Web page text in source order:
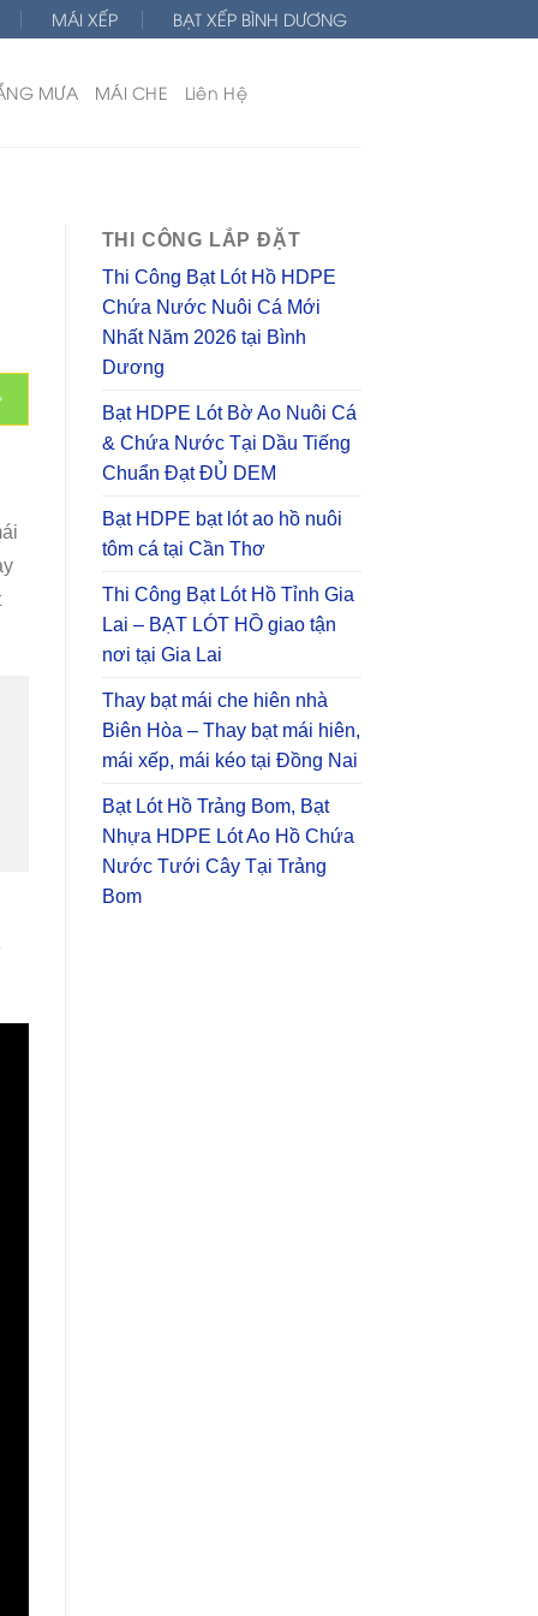
MÁI XẾP BẠT XẾP BÌNH DƯƠNG
MƯA MÁI CHE Liên Hệ
THI CÔNG LẮP ĐẶT
Thi Công Bạt Lót Hồ HDPE
Chứa Nước Nuôi Cá Mới
Nhất Năm 2026 tại Bình
Dương
Bạt HDPE Lót Bờ Ao Nuôi Cá
& Chứa Nước Tại Dầu Tiếng
Chuẩn Đạt ĐỦ DEM
Bạt HDPE bạt lót ao hồ nuôi
tôm cá tại Cần Thơ
Thi Công Bạt Lót Hồ Tỉnh Gia
Lai – BẠT LÓT HỒ giao tận
nơi tại Gia Lai
Thay bạt mái che hiên nhà
Biên Hòa – Thay bạt mái hiên,
mái xếp, mái kéo tại Đồng Nai
Bạt Lót Hồ Trảng Bom, Bạt
Nhựa HDPE Lót Ao Hồ Chứa
Nước Tưới Cây Tại Trảng
Bom